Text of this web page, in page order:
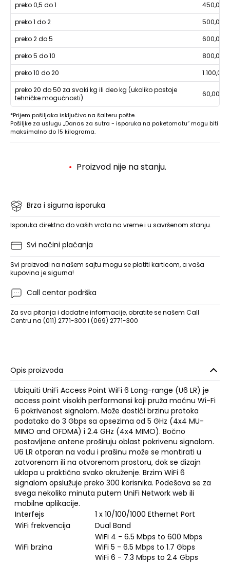
preko 0,5 do 1
450,00
preko 1 do 2
500,00
preko 2 do 5
600,00
preko 5 do 10
800,00
preko 10 do 20
1.100,00
preko 20 do 50 za svaki kg ili deo kg (ukoliko postoje
tehničke mogućnosti)
60,00
*Prijem pošiljaka isključivo na šalteru pošte.
Pošiljke za uslugu „Danas za sutra - isporuka na paketomatu“ mogu biti
maksimalno do 15 kilograma.
Proizvod nije na stanju.
Brza i sigurna isporuka
Isporuka direktno do vaših vrata na vreme i u savršenom stanju.
Svi načini plaćanja
Svi proizvodi na našem sajtu mogu se platiti karticom, a vaša
kupovina je sigurna!
Call centar podrška
Za sva pitanja i dodatne informacije, obratite se našem Call
Centru na (011) 2771-300 i (069) 2771-300
Opis proizvoda
Ubiquiti UniFi Access Point WiFi 6 Long-range (U6 LR) je
access point visokih performansi koji pruža moćnu Wi-Fi
6 pokrivenost signalom. Može dostići brzinu protoka
podataka do 3 Gbps sa opsezima od 5 GHz (4x4 MU-
MIMO and OFDMA) i 2.4 GHz (4x4 MIMO). Bočno
postavljene antene proširuju oblast pokrivenu signalom.
U6 LR otporan na vodu i prašinu može se montirati u
zatvorenom ili na otvorenom prostoru, dok se dizajn
uklapa u praktično svako okruženje. Brzim WiFi 6
signalom opslužuje preko 300 korisnika. Podešava se za
svega nekoliko minuta putem UniFi Network web ili
mobilne aplikacije.
Interfejs
1 x 10/100/1000 Ethernet Port
WiFi frekvencija
Dual Band
WiFi brzina
WiFi 4 - 6.5 Mbps to 600 Mbps
WiFi 5 - 6.5 Mbps to 1.7 Gbps
WiFi 6 - 7.3 Mbps to 2.4 Gbps